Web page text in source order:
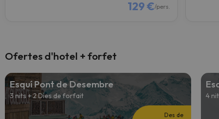
129 €/pers.
Ofertes d'hotel + forfet
Esquí Pont de Desembre
3 nits + 2 Dies de forfait
Des de
4